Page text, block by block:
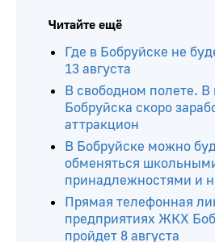
Читайте ещё
Где в Бобруйске не
13 августа
В свободном полете. В
Бобруйска скоро
аттракцион